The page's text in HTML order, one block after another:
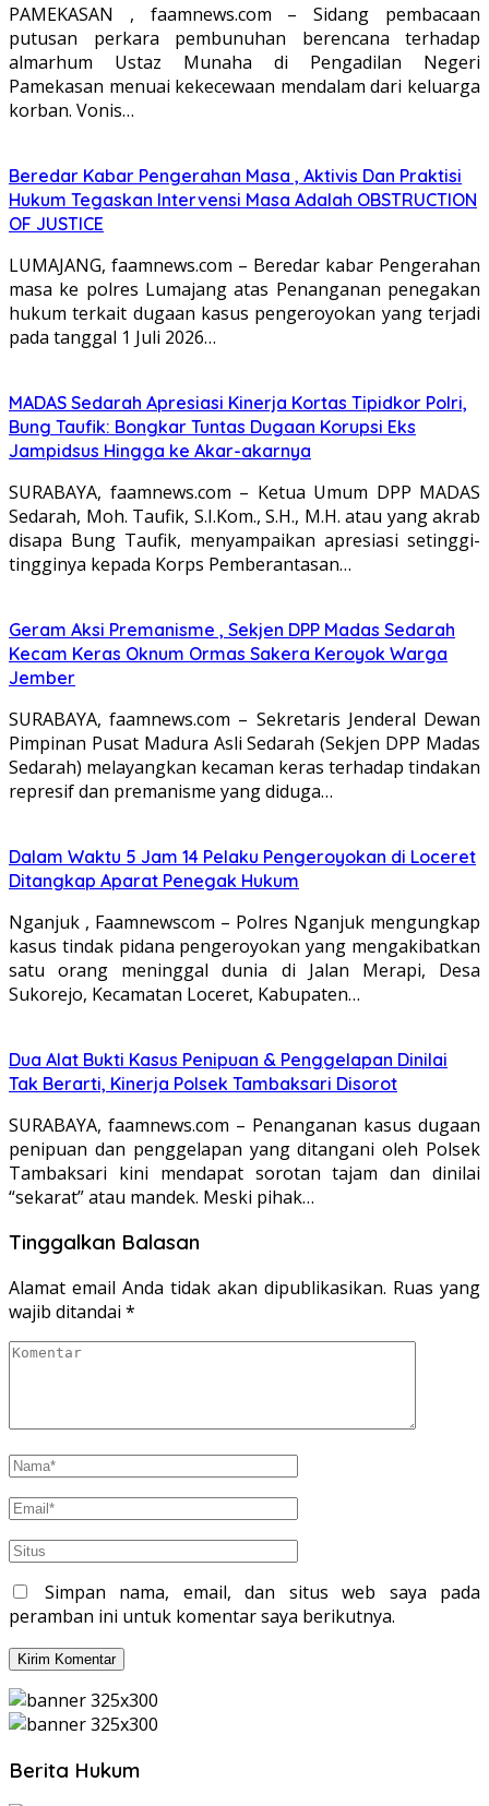
PAMEKASAN , faamnews.com – Sidang pembacaan
putusan perkara pembunuhan berencana terhadap
almarhum Ustaz Munaha di Pengadilan Negeri
Pamekasan menuai kekecewaan mendalam dari keluarga
korban. Vonis…
Beredar Kabar Pengerahan Masa , Aktivis Dan Praktisi
Hukum Tegaskan Intervensi Masa Adalah OBSTRUCTION
OF JUSTICE
LUMAJANG, faamnews.com – Beredar kabar Pengerahan
masa ke polres Lumajang atas Penanganan penegakan
hukum terkait dugaan kasus pengeroyokan yang terjadi
pada tanggal 1 Juli 2026…
MADAS Sedarah Apresiasi Kinerja Kortas Tipidkor Polri,
Bung Taufik: Bongkar Tuntas Dugaan Korupsi Eks
Jampidsus Hingga ke Akar-akarnya
SURABAYA, faamnews.com – Ketua Umum DPP MADAS
Sedarah, Moh. Taufik, S.I.Kom., S.H., M.H. atau yang akrab
disapa Bung Taufik, menyampaikan apresiasi setinggi-
tingginya kepada Korps Pemberantasan…
Geram Aksi Premanisme , Sekjen DPP Madas Sedarah
Kecam Keras Oknum Ormas Sakera Keroyok Warga
Jember
SURABAYA, faamnews.com – Sekretaris Jenderal Dewan
Pimpinan Pusat Madura Asli Sedarah (Sekjen DPP Madas
Sedarah) melayangkan kecaman keras terhadap tindakan
represif dan premanisme yang diduga…
Dalam Waktu 5 Jam 14 Pelaku Pengeroyokan di Loceret
Ditangkap Aparat Penegak Hukum
Nganjuk , Faamnewscom – Polres Nganjuk mengungkap
kasus tindak pidana pengeroyokan yang mengakibatkan
satu orang meninggal dunia di Jalan Merapi, Desa
Sukorejo, Kecamatan Loceret, Kabupaten…
Dua Alat Bukti Kasus Penipuan & Penggelapan Dinilai
Tak Berarti, Kinerja Polsek Tambaksari Disorot
SURABAYA, faamnews.com – Penanganan kasus dugaan
penipuan dan penggelapan yang ditangani oleh Polsek
Tambaksari kini mendapat sorotan tajam dan dinilai
“sekarat” atau mandek. Meski pihak…
Tinggalkan Balasan
Alamat email Anda tidak akan dipublikasikan. Ruas yang
wajib ditandai *
Simpan nama, email, dan situs web saya pada
peramban ini untuk komentar saya berikutnya.
Berita Hukum